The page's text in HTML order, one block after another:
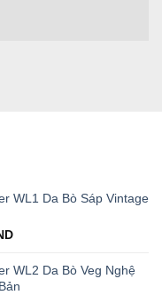
WL1 Da Bò Sáp Vintage
Current
is:
429.000 VND.
WL2 Da Bò Veg Nghệ